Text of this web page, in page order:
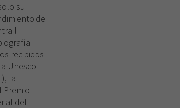
su
de
l
recibidos
Unesco
la
Premio
del